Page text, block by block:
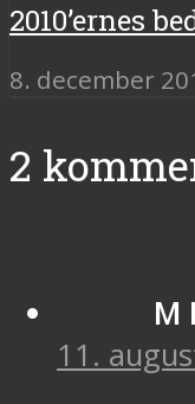
2010’ernes
8. december
2
M
11.